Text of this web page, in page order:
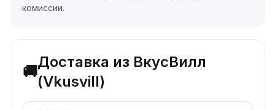
комиссии.
🚚
Доставка из ВкусВилл
(Vkusvill)